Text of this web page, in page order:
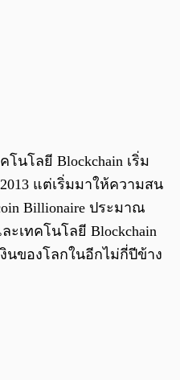
นโลยี Blockchain เริ่ม
แต่เริ่มมาให้ความสน
Billionaire ประมาณ
ะเทคโนโลยี Blockchain
นของโลกในอีกไม่กี่ปีข้าง